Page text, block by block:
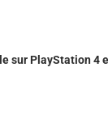
sur PlayStation 4